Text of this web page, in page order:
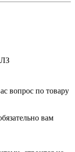
вопрос по товару
вам